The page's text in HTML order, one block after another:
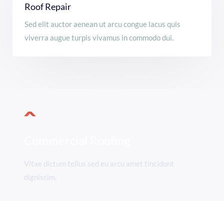
Roof Repair
Sed elit auctor aenean ut arcu congue lacus quis
viverra augue turpis vivamus in commodo dui.
Vitae dictum tellus sed eu arcu amet tincidunt
dignissim.